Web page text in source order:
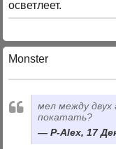
осветлеет.
Monster
мел между двух
покатать?
P-Alex, 17